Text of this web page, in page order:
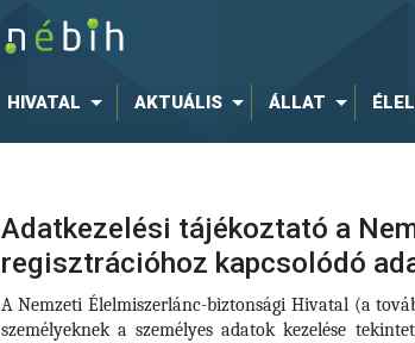
HIVATAL AKTUÁLIS ÁLLAT
Adatkezelési tájékoztató a
regisztrációhoz kapcsolódó
A Nemzeti Élelmiszerlánc-biztonsági Hivatal (a
személyeknek a személyes adatok kezelése